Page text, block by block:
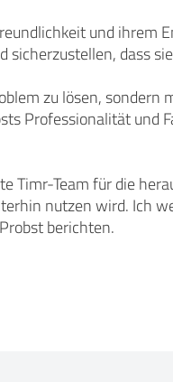
und ihrem
dass
zu lösen, sondern
Professionalität und
Timr-Team für die
nutzen wird. Ich
berichten.